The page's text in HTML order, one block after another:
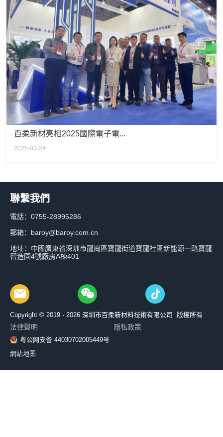
百柔新材亮相2025國際電子電...
2025-03-24
聯繫我們
電話：0755-28995286
郵箱：baroy@baroy.com.cn
地址：中國廣東省深圳市龍崗區寶龍街道寶龍社區新能源一路寶龍
智造園4號廠房A棟401
Copyright © 2019 - 2026 深圳市百柔新材料技術有限公司 版權所有
法律聲明 隱私政策
粤公网安备 44030702005449号
網站地圖